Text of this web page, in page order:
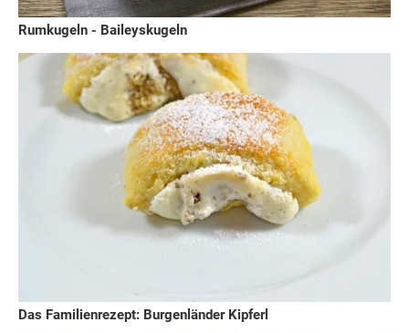
Rumkugeln - Baileyskugeln
Das Familienrezept: Burgenländer Kipferl